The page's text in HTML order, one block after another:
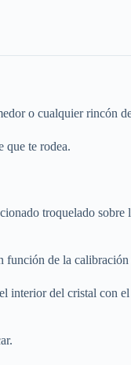
o cualquier rincón
que te rodea.
troquelado sobre
función de la
interior del cristal con